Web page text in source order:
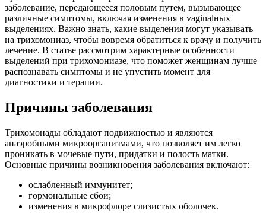
заболевание, передающееся половым путем, вызывающее
различные симптомы, включая изменения в vaginalных
выделениях. Важно знать, какие выделения могут указывать
на трихомониаз, чтобы вовремя обратиться к врачу и получить
лечение. В статье рассмотрим характерные особенности
выделений при трихомониазе, что поможет женщинам лучше
распознавать симптомы и не упустить момент для
диагностики и терапии.
Причины заболевания
Трихомонады обладают подвижностью и являются
анаэробными микроорганизмами, что позволяет им легко
проникать в мочевые пути, придатки и полость матки.
Основные причины возникновения заболевания включают:
ослабленный иммунитет;
гормональные сбои;
изменения в микрофлоре слизистых оболочек.